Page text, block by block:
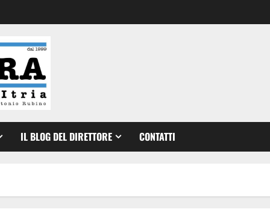
IL BLOG DEL DIRETTORE CONTATTI